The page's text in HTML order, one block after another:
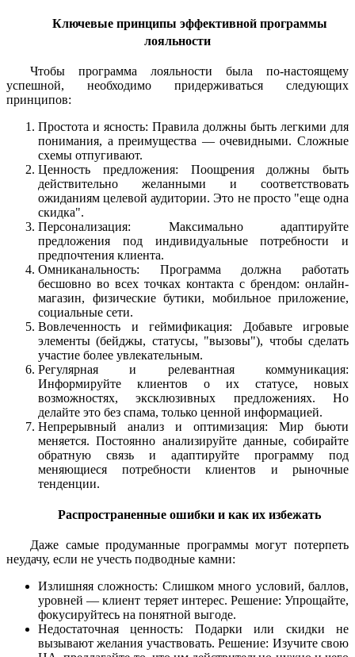
Ключевые принципы эффективной программы
лояльности
Чтобы программа лояльности была по-настоящему
успешной, необходимо придерживаться следующих
принципов:
Простота и ясность: Правила должны быть легкими для
понимания, а преимущества — очевидными. Сложные
схемы отпугивают.
Ценность предложения: Поощрения должны быть
действительно желанными и соответствовать
ожиданиям целевой аудитории. Это не просто "еще одна
скидка".
Персонализация: Максимально адаптируйте
предложения под индивидуальные потребности и
предпочтения клиента.
Омниканальность: Программа должна работать
бесшовно во всех точках контакта с брендом: онлайн-
магазин, физические бутики, мобильное приложение,
социальные сети.
Вовлеченность и геймификация: Добавьте игровые
элементы (бейджы, статусы, "вызовы"), чтобы сделать
участие более увлекательным.
Регулярная и релевантная коммуникация:
Информируйте клиентов о их статусе, новых
возможностях, эксклюзивных предложениях. Но
делайте это без спама, только ценной информацией.
Непрерывный анализ и оптимизация: Мир бьюти
меняется. Постоянно анализируйте данные, собирайте
обратную связь и адаптируйте программу под
меняющиеся потребности клиентов и рыночные
тенденции.
Распространенные ошибки и как их избежать
Даже самые продуманные программы могут потерпеть
неудачу, если не учесть подводные камни:
Излишняя сложность: Слишком много условий, баллов,
уровней — клиент теряет интерес. Решение: Упрощайте,
фокусируйтесь на понятной выгоде.
Недостаточная ценность: Подарки или скидки не
вызывают желания участвовать. Решение: Изучите свою